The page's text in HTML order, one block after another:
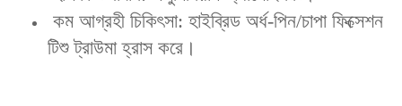
‌ কম আগ্রহী চিকিৎসা‌: হাইব্রিড অর্ধ-পিন/চাপা ফিক্সেশন
টিশু ট্রাউমা হ্রাস করে।